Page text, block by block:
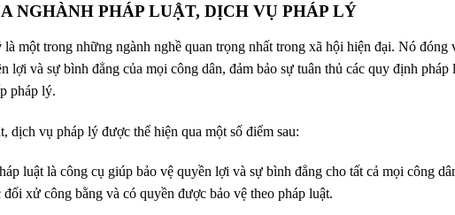
NGHÀNH PHÁP LUẬT, DỊCH VỤ PHÁP LÝ
là một trong những ngành nghề quan trọng nhất trong xã hội hiện đại. Nó đóng
lợi và sự bình đẳng của mọi công dân, đảm bảo sự tuân thủ các quy định pháp
pháp lý.
dịch vụ pháp lý được thể hiện qua một số điểm sau:
luật là công cụ giúp bảo vệ quyền lợi và sự bình đẳng cho tất cả mọi công
xử công bằng và có quyền được bảo vệ theo pháp luật.